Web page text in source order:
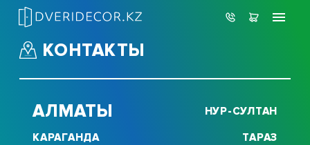
КОНТАКТЫ
АЛМАТЫ НУР-СУЛТАН
КАРАГАНДА ТАРАЗ